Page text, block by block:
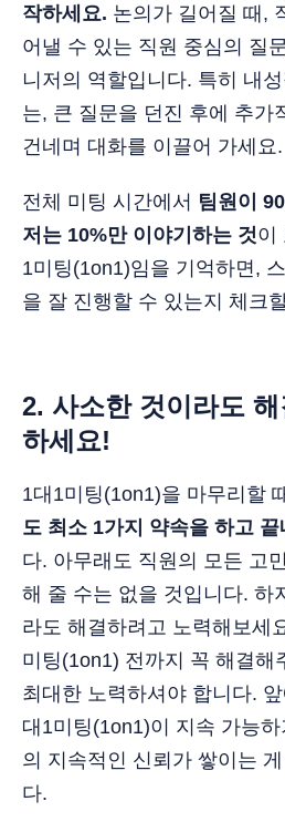
작하세요. 논의가 길어질 때,
어낼 수 있는 직원 중심의 질
니저의 역할입니다. 특히 내
는, 큰 질문을 던진 후에 추가
건네며 대화를 이끌어 가세요.
전체 미팅 시간에서 팀원이
저는 10%만 이야기하는 것이
1미팅(1on1)임을 기억하면,
을 잘 진행할 수 있는지 체크
2. 사소한 것이라도
하세요!
1대1미팅(1on1)을 마무리할
도 최소 1가지 약속을 하고 끝
다. 아무래도 직원의 모든 고
해 줄 수는 없을 것입니다. 하
라도 해결하려고 노력해보세
미팅(1on1) 전까지 꼭 해결해
최대한 노력하셔야 합니다.
대1미팅(1on1)이 지속 가능
의 지속적인 신뢰가 쌓이는
다.